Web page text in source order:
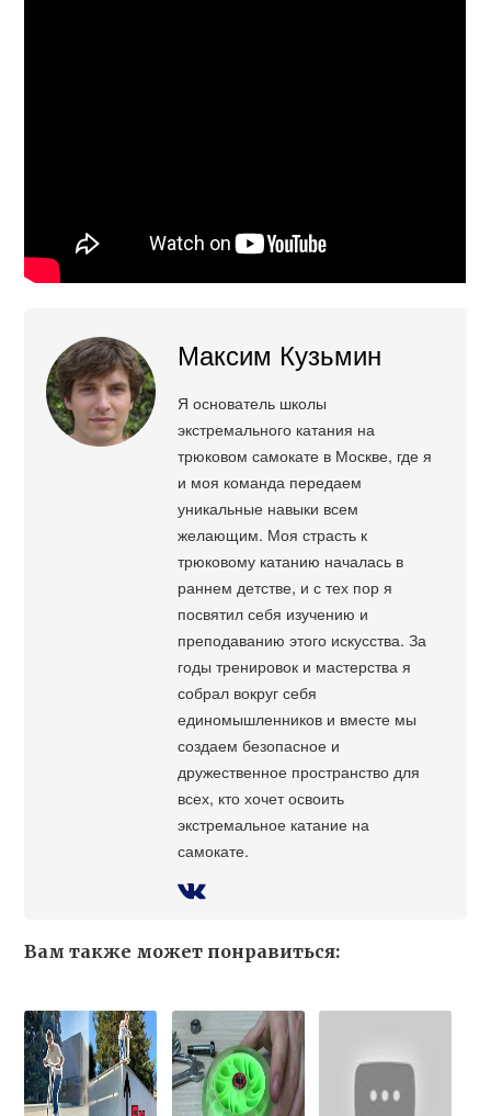
Максим Кузьмин
Я основатель школы
экстремального катания на
трюковом самокате в Москве, где я
и моя команда передаем
уникальные навыки всем
желающим. Моя страсть к
трюковому катанию началась в
раннем детстве, и с тех пор я
посвятил себя изучению и
преподаванию этого искусства. За
годы тренировок и мастерства я
собрал вокруг себя
единомышленников и вместе мы
создаем безопасное и
дружественное пространство для
всех, кто хочет освоить
экстремальное катание на
самокате.
Вам также может понравиться: